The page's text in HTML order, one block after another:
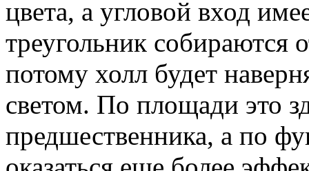
цвета, а угловой вход
треугольник собираются
потому холл будет
светом. По площади это
предшественника, а по